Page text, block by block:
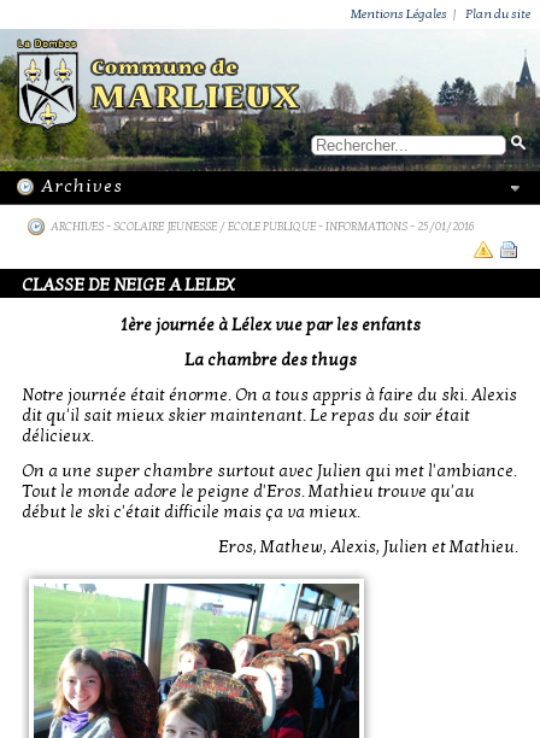
Mentions Légales | Plan du site
ARCHIVES-SCOLAIRE JEUNESSE / ECOLE PUBLIQUE - INFORMATIONS- 25/01/2016
CLASSE DE NEIGE A LELEX
1ère journée à Lélex vue par les enfants
La chambre des thugs
Notre journée était énorme. On a tous appris à faire du ski. Alexis
dit qu'il sait mieux skier maintenant. Le repas du soir était
délicieux.
On a une super chambre surtout avec Julien qui met l'ambiance.
Tout le monde adore le peigne d'Eros. Mathieu trouve qu'au
début le ski c'était difficile mais ça va mieux.
Eros, Mathew, Alexis, Julien et Mathieu.